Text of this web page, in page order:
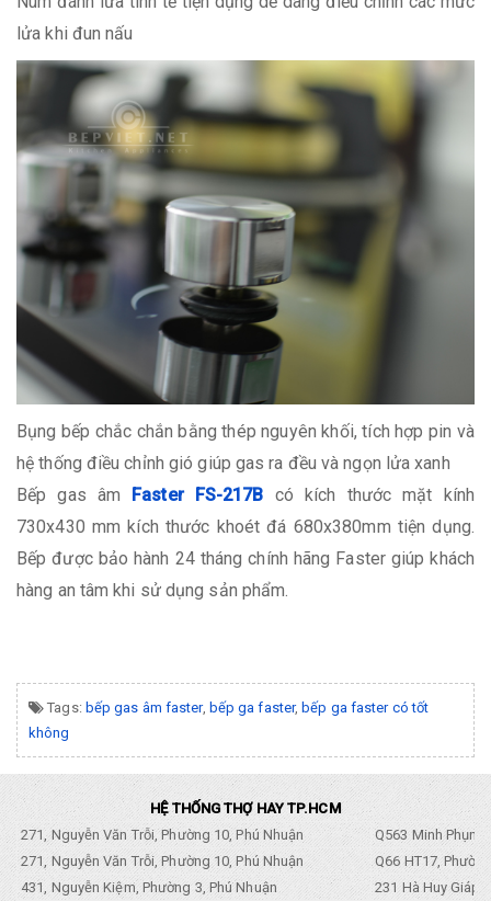
lửa khi đun nấu
Bụng bếp chắc chắn bằng thép nguyên khối, tích hợp pin và
hệ thống điều chỉnh gió giúp gas ra đều và ngọn lửa xanh
Bếp gas âm Faster FS-217B có kích thước mặt kính
730x430 mm kích thước khoét đá 680x380mm tiện dụng.
Bếp được bảo hành 24 tháng chính hãng Faster giúp khách
hàng an tâm khi sử dụng sản phẩm.
Tags: bếp gas âm faster, bếp ga faster,bếp ga faster có tốt
không
HỆ THỐNG THỢ HAY TP.HCM
271, Nguyễn Văn Trỗi, Phường 10, Phú Nhuận
Q563 Minh
271, Nguyễn Văn Trỗi, Phường 10, Phú Nhuận
Q66 HT17,
431, Nguyễn Kiệm, Phường 3, Phú Nhuận
231 Hà Huy Giáp,